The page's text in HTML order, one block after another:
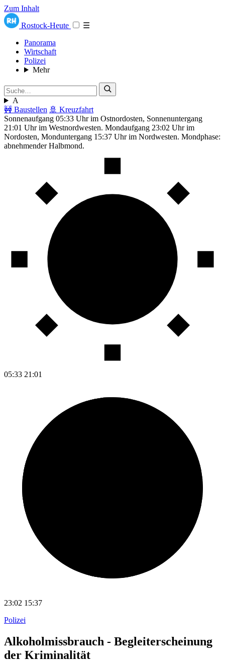
Zum Inhalt
Rostock-Heute
☰
Panorama
Wirtschaft
Polizei
Mehr
A
🚧 Baustellen 🚢 Kreuzfahrt
Sonnenaufgang 05:33 Uhr im Ostnordosten, Sonnenuntergang
21:01 Uhr im Westnordwesten. Mondaufgang 23:02 Uhr im
Nordosten, Monduntergang 15:37 Uhr im Nordwesten. Mondphase:
abnehmender Halbmond.
05:33 21:01
23:02 15:37
Polizei
Alkoholmissbrauch - Begleiterscheinung
der Kriminalität